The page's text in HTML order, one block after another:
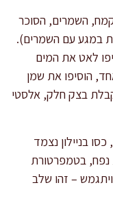
השמרים, הסוכר
במגע עם השמרים).
לאט את המים
הוסיפו את שמן
10 דקות עד לקבלת בצק חלק, אלסטי
בניילון נצמד
נפח, בטמפרטורת
– זהו שלב